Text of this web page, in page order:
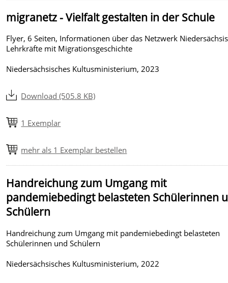
migranetz - Vielfalt gestalten in der Schule
Flyer, 6 Seiten, Informationen über das Netzwerk
Lehrkräfte mit Migrationsgeschichte
Niedersächsisches Kultusministerium, 2023
Download (505.8 KB)
1 Exemplar
mehr als 1 Exemplar bestellen
Handreichung zum Umgang mit
pandemiebedingt belasteten Schülerinnen
Schülern
Handreichung zum Umgang mit pandemiebedingt belasteten
Schülerinnen und Schülern
Niedersächsisches Kultusministerium, 2022